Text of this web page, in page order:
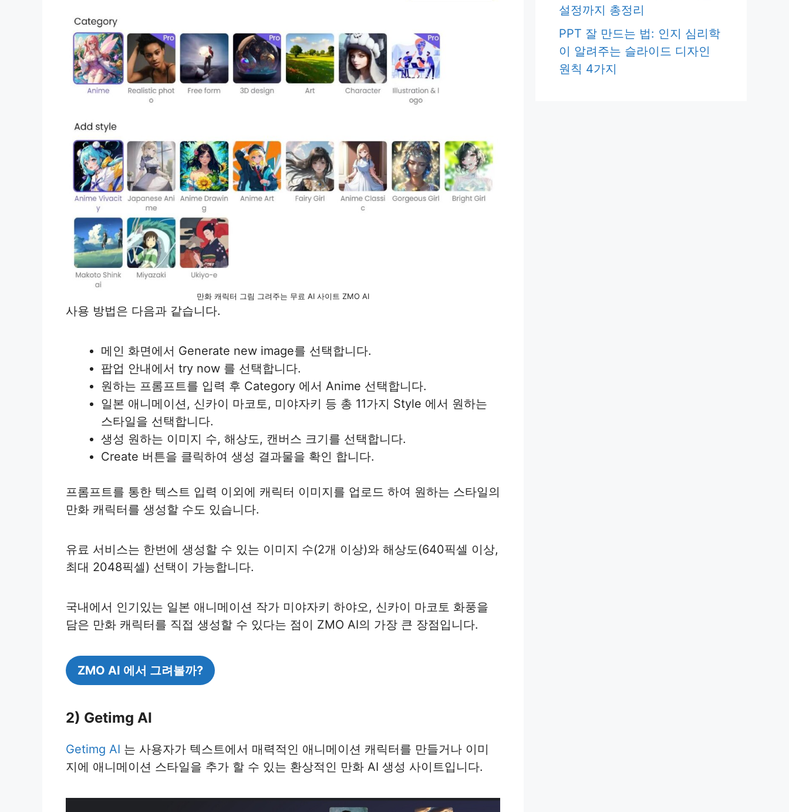
만화 캐릭터 그림 그려주는 무료 AI 사이트 ZMO AI
사용 방법은 다음과 같습니다.
메인 화면에서 Generate new image를 선택합니다.
팝업 안내에서 try now 를 선택합니다.
원하는 프롬프트를 입력 후 Category 에서 Anime 선택합니다.
일본 애니메이션, 신카이 마코토, 미야자키 등 총 11가지 Style 에서 원하는
스타일을 선택합니다.
생성 원하는 이미지 수, 해상도, 캔버스 크기를 선택합니다.
Create 버튼을 클릭하여 생성 결과물을 확인 합니다.
프롬프트를 통한 텍스트 입력 이외에 캐릭터 이미지를 업로드 하여 원하는 스타일의
만화 캐릭터를 생성할 수도 있습니다.
유료 서비스는 한번에 생성할 수 있는 이미지 수(2개 이상)와 해상도(640픽셀 이상,
최대 2048픽셀) 선택이 가능합니다.
국내에서 인기있는 일본 애니메이션 작가 미야자키 하야오, 신카이 마코토 화풍을
담은 만화 캐릭터를 직접 생성할 수 있다는 점이 ZMO AI의 가장 큰 장점입니다.
ZMO AI 에서 그려볼까?
2) Getimg AI
Getimg AI 는 사용자가 텍스트에서 매력적인 애니메이션 캐릭터를 만들거나 이미
지에 애니메이션 스타일을 추가 할 수 있는 환상적인 만화 AI 생성 사이트입니다.
설정까지 총정리
PPT 잘 만드는 법: 인지 심리학
이 알려주는 슬라이드 디자인
원칙 4가지